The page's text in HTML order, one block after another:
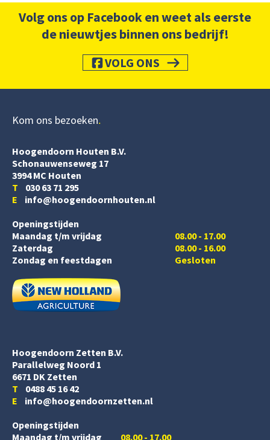
Volg ons op Facebook en weet als eerste
de nieuwtjes binnen ons bedrijf!
VOLG ONS
Kom ons bezoeken
Hoogendoorn Houten B.V.
Schonauwenseweg 17
3994 MC Houten
T 030 63 71 295
E info@hoogendoornhouten.nl
Openingstijden
Maandag t/m vrijdag
Zaterdag
08.00 - 17.00
08.00 - 16.00
Zondag en feestdagen
Gesloten
Hoogendoorn Zetten B.V.
Parallelweg Noord 1
6671 DK Zetten
T 0488 45 16 42
E info@hoogendoornzetten.nl
Openingstijden
Maandag t/m vrijdag
08.00 - 17.00